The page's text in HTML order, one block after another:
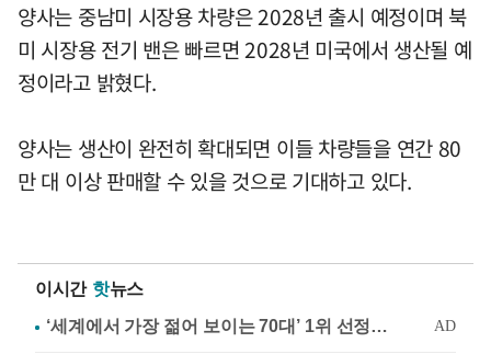
양사는 중남미 시장용 차량은 2028년 출시 예정이며 북
미 시장용 전기 밴은 빠르면 2028년 미국에서 생산될 예
정이라고 밝혔다.
양사는 생산이 완전히 확대되면 이들 차량들을 연간 80
만 대 이상 판매할 수 있을 것으로 기대하고 있다.
이시간 핫뉴스